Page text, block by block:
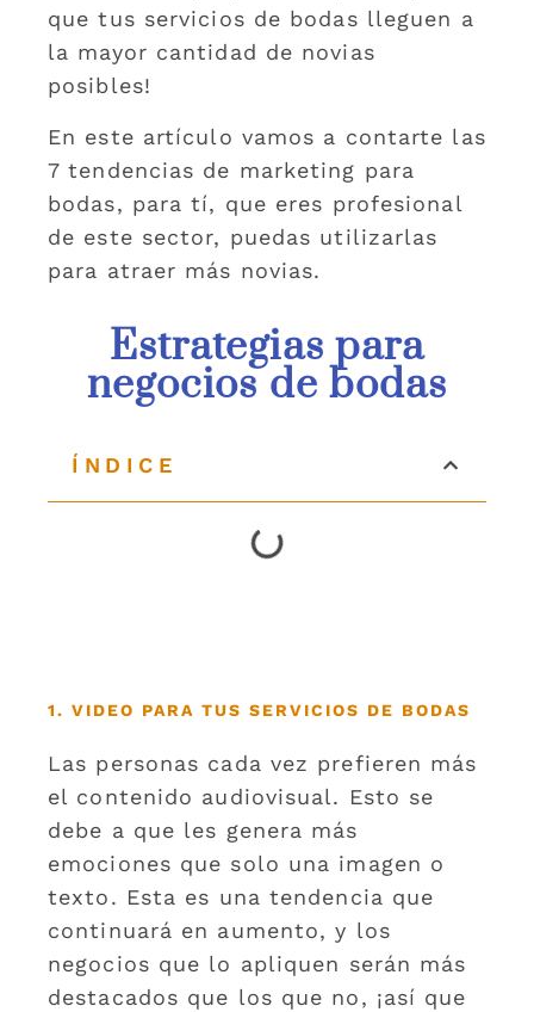
que tus servicios de bodas lleguen a
la mayor cantidad de novias
posibles!
En este artículo vamos a contarte las
7 tendencias de marketing para
bodas, para tí, que eres profesional
de este sector, puedas utilizarlas
para atraer más novias.
Estrategias para
negocios de bodas
ÍNDICE
1. VIDEO PARA TUS SERVICIOS DE BODAS
Las personas cada vez prefieren más
el contenido audiovisual. Esto se
debe a que les genera más
emociones que solo una imagen o
texto. Esta es una tendencia que
continuará en aumento, y los
negocios que lo apliquen serán más
destacados que los que no, ¡así que